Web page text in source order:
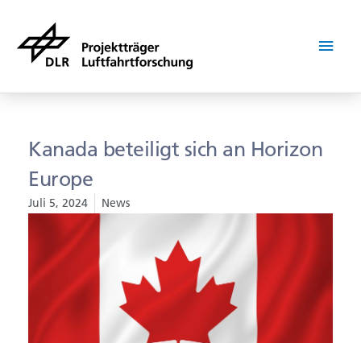
springen
Kanada beteiligt sich an Horizon
Europe
Juli 5, 2024 News